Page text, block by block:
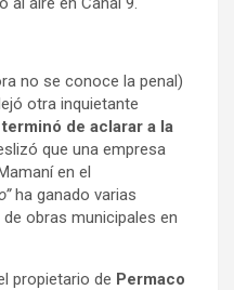
no se conoce la penal)
otra inquietante
de aclarar a la
que una empresa
en el
ha ganado varias
obras municipales en
propietario de Permaco